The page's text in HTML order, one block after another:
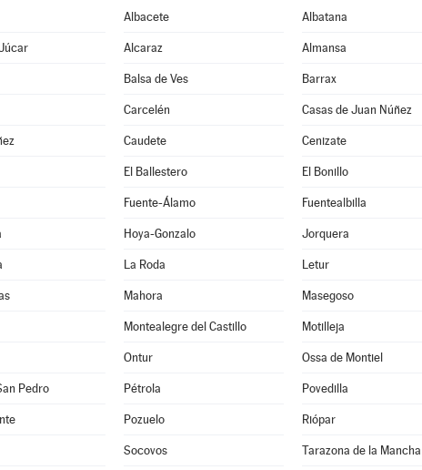
Albacete Albatana
Alcaraz Almansa
Balsa de Ves Barrax
Carcelén Casas de Juan Núñez
Caudete Cenizate
El Ballestero El Bonillo
Fuente-Álamo Fuentealbilla
Hoya-Gonzalo Jorquera
La Roda Letur
Mahora Masegoso
Montealegre del Castillo Motilleja
Ontur Ossa de Montiel
Pedro Pétrola Povedilla
Pozuelo Riópar
Socovos Tarazona de la Mancha